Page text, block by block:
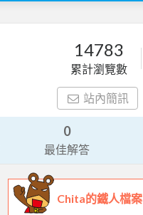
14783
累計瀏覽數
站內簡訊
0
最佳解答
Chita的鐵人檔案